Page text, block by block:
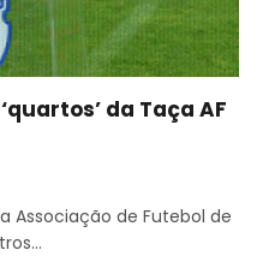
da Taça AF
Associação de Futebol de